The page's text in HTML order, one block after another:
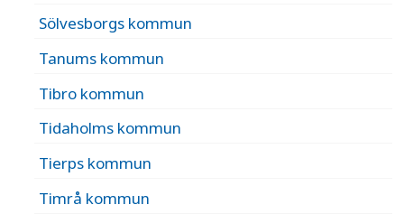
Sölvesborgs kommun
Tanums kommun
Tibro kommun
Tidaholms kommun
Tierps kommun
Timrå kommun